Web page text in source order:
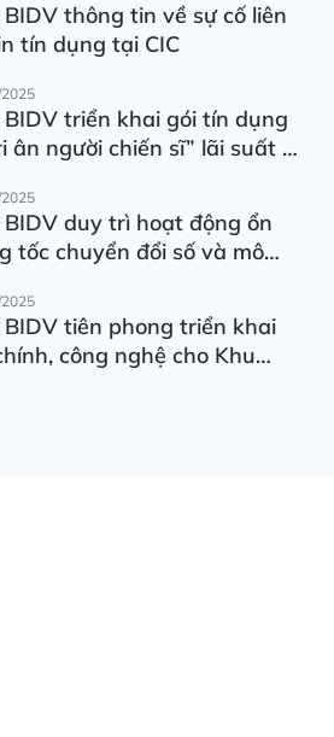
thông tin về sự cố liên
tín dụng tại CIC
BIDV triển khai gói tín dụng
chiến sĩ” lãi suất ưu
BIDV duy trì hoạt động ổn
tốc chuyển đổi số và mô
BIDV tiên phong triển khai
công nghệ cho Khu